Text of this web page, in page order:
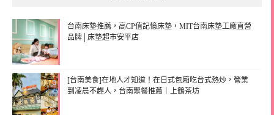
台南床墊推薦，高CP值記憶床墊，MIT台南床墊工廠直營
品牌│床墊超市安平店
[台南美食]在地人才知道！在日式包廂吃台式熱炒，營業
到凌晨不趕人，台南聚餐推薦｜上鶴茶坊